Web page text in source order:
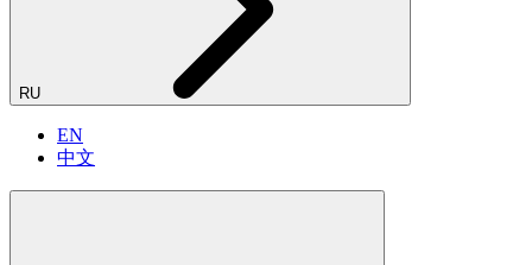
RU
EN
中文